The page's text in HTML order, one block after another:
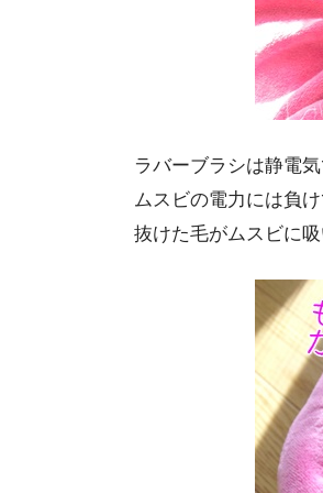
ラバーブラシは静電
ムスビの電力には負け
抜けた毛がムスビに